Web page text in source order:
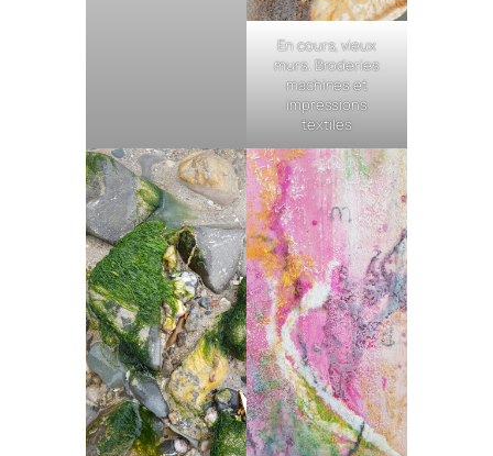
En cours, vieux
murs. Broderies
machines et
impressions
textiles